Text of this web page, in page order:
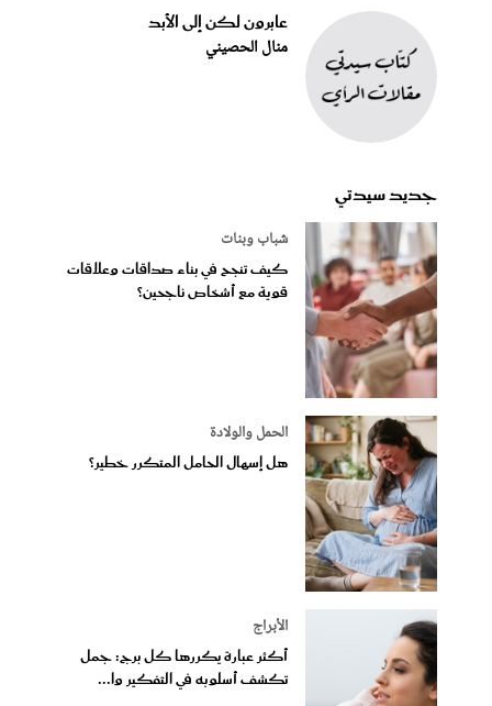
عابرون لكن إلى الأبد
منال الحصيني
جديد سيدتي
شباب وبنات
كيف تنجح في بناء صداقات وعلاقات
قوية مع أشخاص ناجحين؟
الحمل والولادة
هل إسهال الحامل المتكرر خطير؟
الأبراج
أكثر عبارة يكررها كل برج: جمل
تكشف أسلوبه في التفكير وا...